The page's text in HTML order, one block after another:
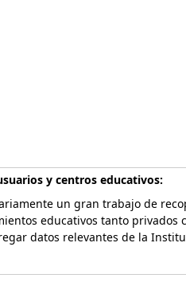
y centros educativos:
un gran trabajo de
educativos tanto
datos relevantes de la